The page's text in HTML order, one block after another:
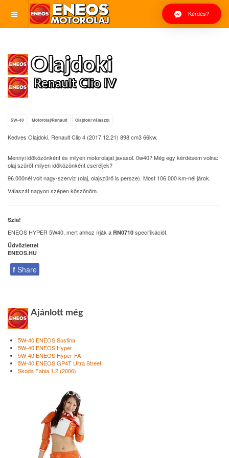
Kérdés?
Olajdoki
Renault Clio IV
5W-40 Motorolaj/Renault Olajdoki válaszol
Kedves Olajdoki, Renault Clio 4 (2017.12.21) 898 cm3 66kw.
Mennyi időközönként és milyen motorolajat javasol. 0w40? Még egy kérdésem volna:
olaj szűrőt milyen időközönként cseréljek?
96.000nél volt nagy-szerviz (olaj, olajszűrő is persze). Most 106.000 km-nél járok.
Válaszát nagyon szépen köszönöm.
Szia!
ENEOS HYPER 5W40, mert ahhoz írják a RN0710 specifikációt.
Üdvözlettel
ENEOS.HU
f Share
Ajánlott még
5W-40 ENEOS Sustina
5W-40 ENEOS Hyper
5W-40 ENEOS Hyper-FA
5W-40 ENEOS GP4T Ultra Street
Skoda Fabia 1.2 (2006)